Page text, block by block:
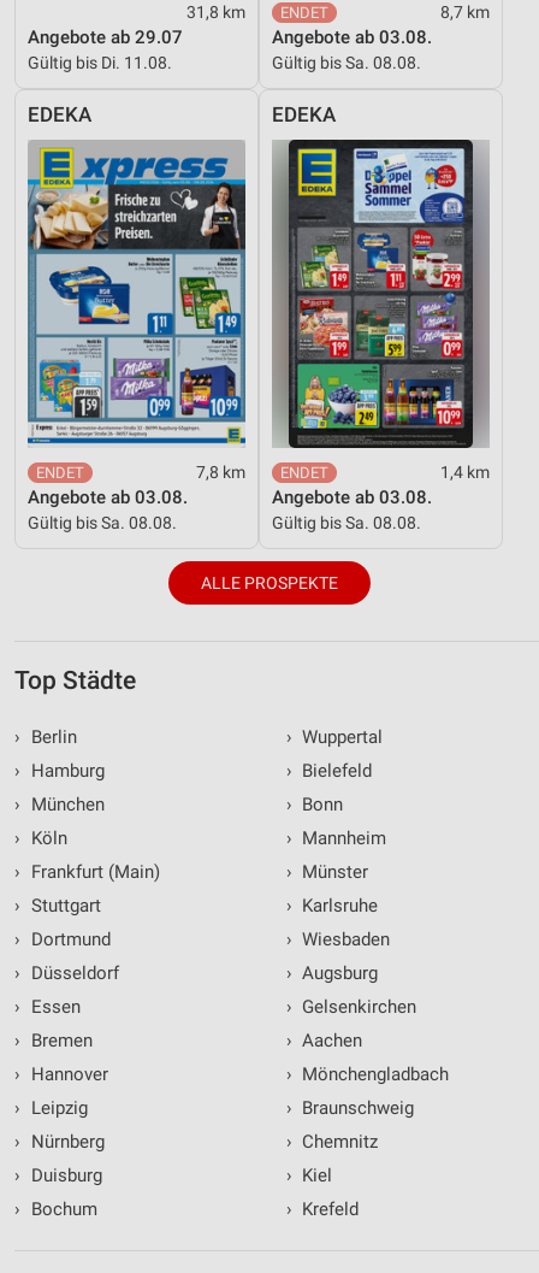
31,8 km
Angebote ab 29.07
Gültig bis Di. 11.08.
8,7 km
Angebote ab 03.08.
Gültig bis Sa. 08.08.
EDEKA
7,8 km
Angebote ab 03.08.
Gültig bis Sa. 08.08.
EDEKA
1,4 km
Angebote ab 03.08.
Gültig bis Sa. 08.08.
ALLE PROSPEKTE
Top Städte
›
Berlin
›
Hamburg
›
München
›
Köln
›
Frankfurt (Main)
› Stuttgart
›
Dortmund
›
Düsseldorf
›
Essen
›
Bremen
›
Hannover
›
Leipzig
›
Nürnberg
›
Duisburg
›
Bochum
› Wuppertal
› Bielefeld
› Bonn
› Mannheim
› Münster
› Karlsruhe
› Wiesbaden
› Augsburg
› Gelsenkirchen
› Aachen
› Mönchengladbach
› Braunschweig
› Chemnitz
› Kiel
› Krefeld